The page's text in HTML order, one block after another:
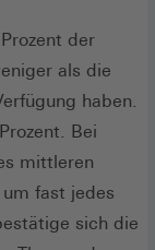
der
als die
haben.
Bei
mittleren
fast jedes
sich die